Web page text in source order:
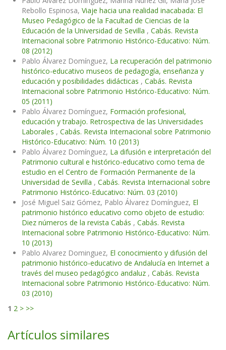
Rebollo Espinosa, Viaje hacia una realidad inacabada: El
Museo Pedagógico de la Facultad de Ciencias de la
Educación de la Universidad de Sevilla , Cabás. Revista
Internacional sobre Patrimonio Histórico-Educativo: Núm.
08 (2012)
Pablo Álvarez Domínguez, La recuperación del patrimonio
histórico-educativo museos de pedagogía, enseñanza y
educación y posibilidades didácticas , Cabás. Revista
Internacional sobre Patrimonio Histórico-Educativo: Núm.
05 (2011)
Pablo Álvarez Domínguez, Formación profesional,
educación y trabajo. Retrospectiva de las Universidades
Laborales , Cabás. Revista Internacional sobre Patrimonio
Histórico-Educativo: Núm. 10 (2013)
Pablo Álvarez Domínguez, La difusión e interpretación del
Patrimonio cultural e histórico-educativo como tema de
estudio en el Centro de Formación Permanente de la
Universidad de Sevilla , Cabás. Revista Internacional sobre
Patrimonio Histórico-Educativo: Núm. 03 (2010)
José Miguel Saiz Gómez, Pablo Álvarez Domínguez, El
patrimonio histórico educativo como objeto de estudio:
Diez números de la revista Cabás , Cabás. Revista
Internacional sobre Patrimonio Histórico-Educativo: Núm.
10 (2013)
Pablo Alvarez Dominguez, El conocimiento y difusión del
patrimonio histórico-educativo de Andalucía en Internet a
través del museo pedagógico andaluz , Cabás. Revista
Internacional sobre Patrimonio Histórico-Educativo: Núm.
03 (2010)
1 2 > >>
Artículos similares